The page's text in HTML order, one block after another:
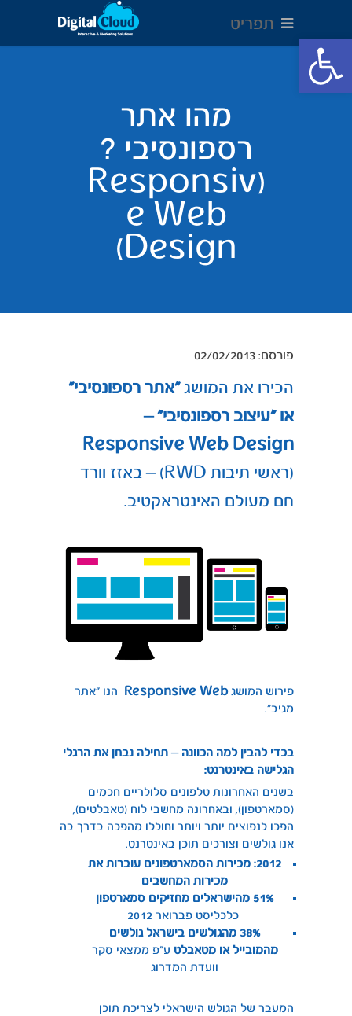
Open toolbar
תפריט
מהו אתר
רספונסיבי ?
(Responsiv
e Web
Design)
02/02/2013 :פורסם
הכירו את המושג“אתר רספונסיבי”
או “עיצוב רספונסיבי” –
Responsive Web Design
(ראשי תיבות RWD) – באזז וורד
חם מעולם האינטראקטיב.
פירוש המושגResponsive Web
הנו “אתר
מגיב”.
בכדי להבין למה הכוונה – תחילה נבחן את הרגלי
הגלישה באינטרנט:
בשנים האחרונות טלפונים סלולריים חכמים
(סמארטפון), ובאחרונה מחשבי לוח (טאבלטים),
הפכו לנפוצים יותר ויותר וחוללו מהפכה בדרך בה
אנו גולשים וצורכים תוכן באינטרנט.
2012: מכירות הסמארטפונים עוברות את
מכירות המחשבים
51% מהישראלים מחזיקים סמארטפון
כלכליסט פברואר 2012
38% מהגולשים בישראל גולשים
מהמובייל או מטאבלט ע”פ ממצאי סקר
וועדת המדרוג
המעבר של הגולש הישראלי לצריכת תוכן